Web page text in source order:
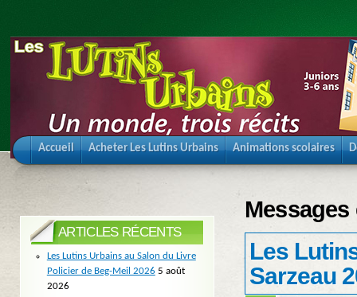
Accueil Acheter Les Lutins Urbains Animations scolaires
Les
Sarzeau
ARTICLES RÉCENTS
Les Lutins Urbains au Salon du Livre
Policier de Beg-Meil 2026 5 août
2026